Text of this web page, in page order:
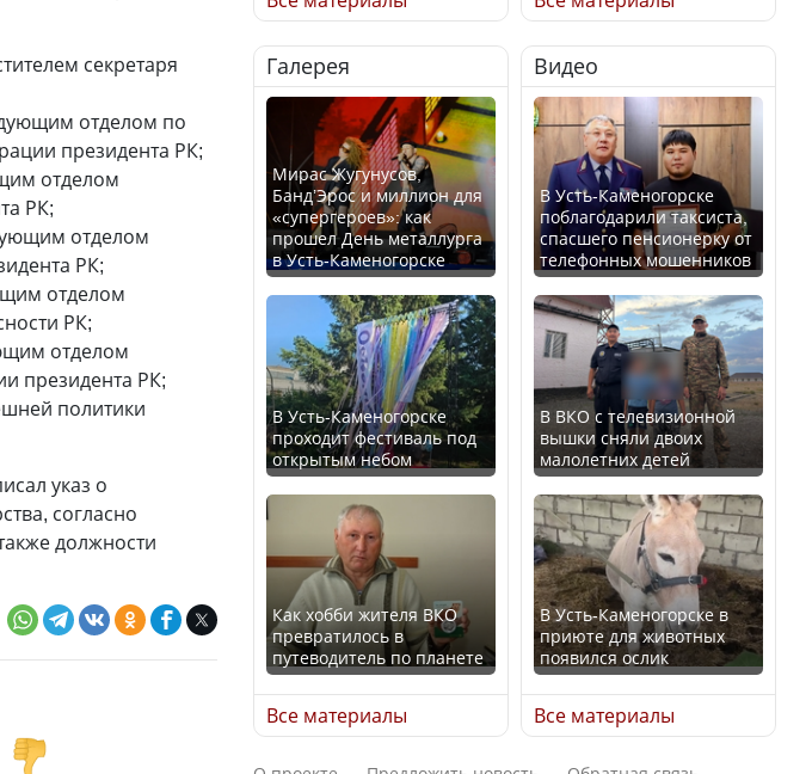
секретаря
отделом по
президента РК;
отделом
РК;
отделом
РК;
отделом
РК;
отделом
президента РК;
политики
указ о
согласно
должности
Минтруда назвало
отрасли с самыми
высокими зарплатными
предложениями
Искусственный интеллект
официально включили в
школьную программу
Казахстана
В Казахстане стало
проще получить
направления на
медицинские
обследования
Қазақстан Орталық Азия
елдері арасында әл-ауқат
индексінде көш бастады
В РФ вынесен заочный
приговор по уголовному
делу об убийстве Игоря
Талькова
В России введены
дополнительные
ограничения для
казахстанских прав
Трамп официально
вступил в должность
президента США
Луну признали объектом
культурного наследия,
находящегося под
угрозой исчезновения
Галерея
Мирас Жугунусов,
Банд’Эрос и миллион для
«супергероев»: как
прошел День металлурга
в Усть-Каменогорске
В Усть-Каменогорске
проходит фестиваль под
открытым небом
Как хобби жителя ВКО
превратилось в
путеводитель по планете
Все материалы
Видео
В Усть-Каменогорске
поблагодарили таксиста,
спасшего пенсионерку от
телефонных мошенников
В ВКО с телевизионной
вышки сняли двоих
малолетних детей
В Усть-Каменогорске в
приюте для животных
появился ослик
Все материалы